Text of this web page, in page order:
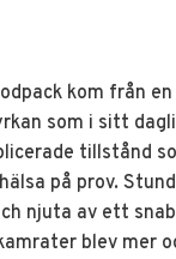
kom från
som i sitt
tillstånd
på prov.
njuta av ett
blev mer